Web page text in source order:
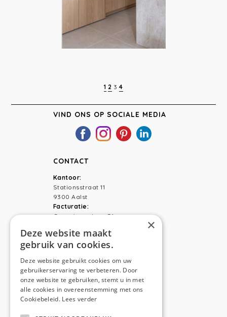
1 2 3 4
VIND ONS OP SOCIALE MEDIA
CONTACT
Kantoor:
Stationsstraat 11
9300 Aalst
Facturatie:
Capucienenlaan 31
Telefoon:0473 44 56 94
NAVIGATION
Home
×
Deze website maakt
gebruik van cookies.
Deze website gebruikt cookies om uw
gebruikerservaring te verbeteren. Door
onze website te gebruiken, stemt u in met
alle cookies in overeenstemming met ons
Cookiebeleid. Lees verder